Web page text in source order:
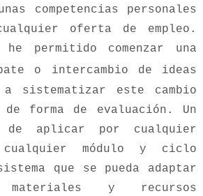
competencias personales
oferta de empleo.
permitido comenzar una
o intercambio de ideas
a sistematizar este cambio
de forma de evaluación. Un
aplicar por cualquier
módulo y ciclo
que se pueda adaptar
y recursos